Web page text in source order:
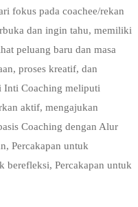
fokus pada coachee/rekan
dan ingin tahu, memiliki
peluang baru dan masa
proses kreatif, dan
Inti Coaching meliputi
aktif, mengajukan
Coaching dengan Alur
Percakapan untuk
berefleksi, Percakapan untuk